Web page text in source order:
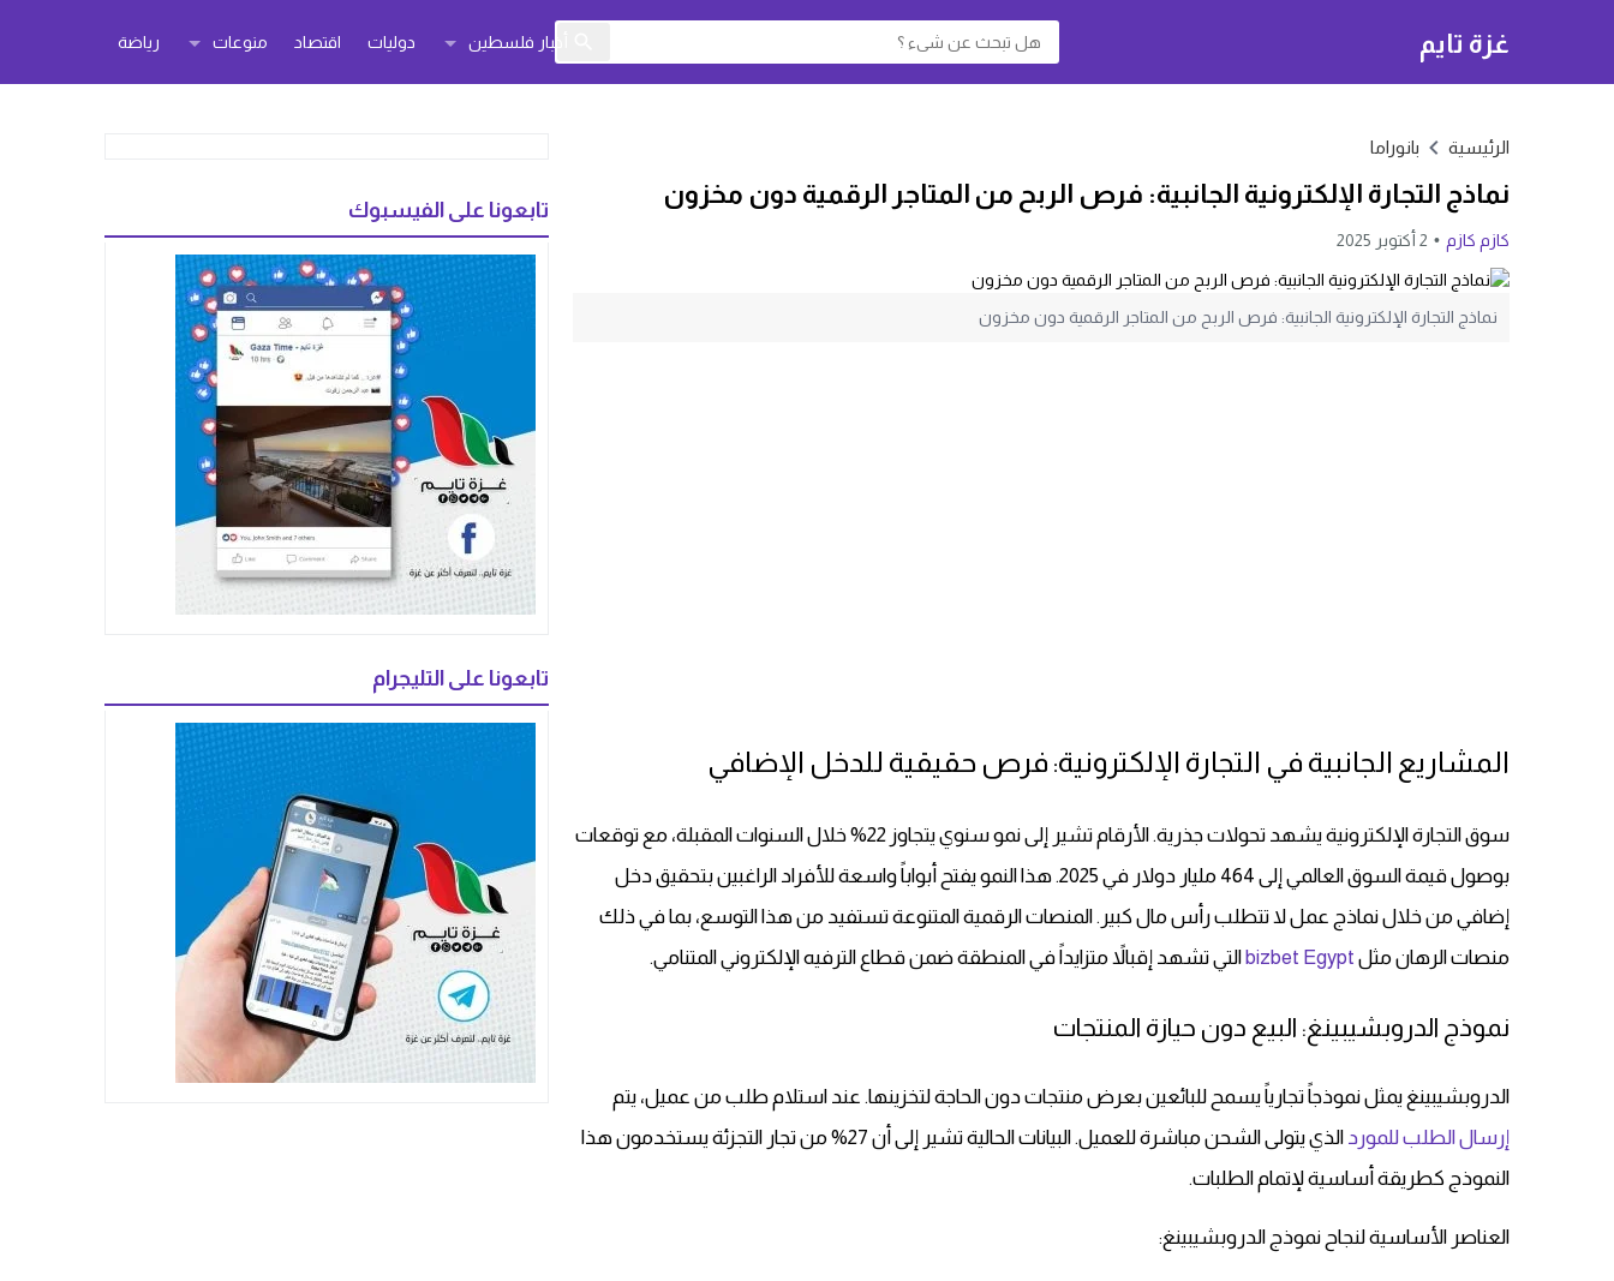
غزة تايم أخبار فلسطين دوليات اقتصاد منوعات رياضة
الرئيسية بانوراما
نماذج التجارة الإلكترونية الجانبية: فرص الربح من المتاجر الرقمية دون مخزون
كازم كازم 2 أكتوبر 2025
نماذج التجارة الإلكترونية الجانبية: فرص الربح من المتاجر الرقمية دون مخزون
المشاريع الجانبية في التجارة الإلكترونية: فرص حقيقية للدخل الإضافي
سوق التجارة الإلكترونية يشهد تحولات جذرية. الأرقام تشير إلى نمو سنوي يتجاوز 22% خلال السنوات المقبلة، مع توقعات
بوصول قيمة السوق العالمي إلى 464 مليار دولار في 2025. هذا النمو يفتح أبواباً واسعة للأفراد الراغبين بتحقيق دخل
إضافي من خلال نماذج عمل لا تتطلب رأس مال كبير. المنصات الرقمية المتنوعة تستفيد من هذا التوسع، بما في ذلك
منصات الرهان مثل bizbet Egypt التي تشهد إقبالاً متزايداً في المنطقة ضمن قطاع الترفيه الإلكتروني المتنامي.
نموذج الدروبشيبينغ: البيع دون حيازة المنتجات
الدروبشيبينغ يمثل نموذجاً تجارياً يسمح للبائعين بعرض منتجات دون الحاجة لتخزينها. عند استلام طلب من عميل، يتم
إرسال الطلب للمورد
الذي يتولى الشحن مباشرة للعميل. البيانات الحالية تشير إلى أن 27% من تجار التجزئة يستخدمون هذا
النموذج كطريقة أساسية لإتمام الطلبات.
العناصر الأساسية لنجاح نموذج الدروبشيبينغ:
تابعونا على الفيسبوك
تابعونا على التليجرام